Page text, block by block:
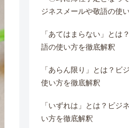
ジネスメールや敬語の使
「あてはまらない」とは
語の使い方を徹底解釈
「あらん限り」とは？ビ
使い方を徹底解釈
「いずれは」とは？ビジ
い方を徹底解釈